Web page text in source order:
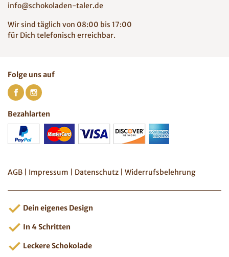
info@schokoladen-taler.de
Wir sind täglich von 08:00 bis 17:00
für Dich telefonisch erreichbar.
Folge uns auf
Bezahlarten
AGB Impressum Datenschutz Widerrufsbelehrung
Dein eigenes Design
In 4 Schritten
Leckere Schokolade